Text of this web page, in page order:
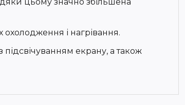
і нагрівання.
екрану, а також